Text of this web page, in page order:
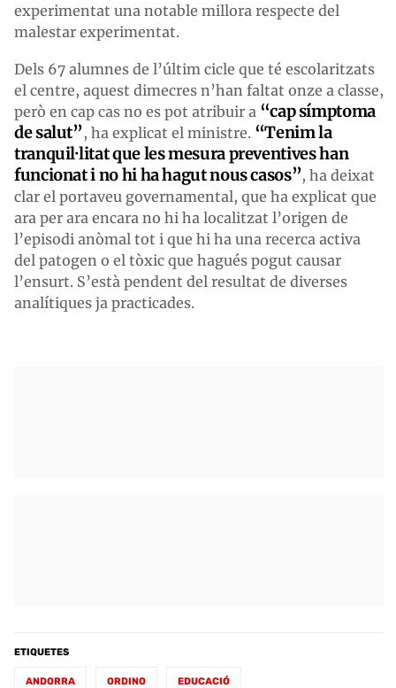
experimentat una notable millora respecte del
malestar experimentat.
Dels 67 alumnes de l’últim cicle que té escolaritzats
el centre, aquest dimecres n’han faltat onze a classe,
però en cap cas no es pot atribuir a “cap símptoma
de salut”, ha explicat el ministre. “Tenim la
tranquil·litat que les mesura preventives han
funcionat i no hi ha hagut nous casos”, ha deixat
clar el portaveu governamental, que ha explicat que
ara per ara encara no hi ha localitzat l’origen de
l’episodi anòmal tot i que hi ha una recerca activa
del patogen o el tòxic que hagués pogut causar
l’ensurt. S’està pendent del resultat de diverses
analítiques ja practicades.
ETIQUETES
ANDORRA ORDINO EDUCACIÓ